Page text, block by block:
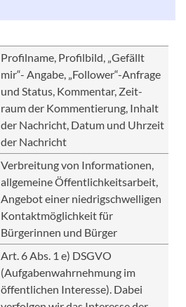
Profilname, Profilbild, „Gefällt
mir“- Angabe, „Follower“-Anfrage
und Status, Kommentar, Zeit-
raum der Kommentierung, Inhalt
der Nachricht, Datum und Uhrzeit
der Nachricht
Verbreitung von Informationen,
allgemeine Öffentlichkeitsarbeit,
Angebot einer niedrigschwelligen
Kontaktmöglichkeit für
Bürgerinnen und Bürger
Art. 6 Abs. 1 e) DSGVO
(Aufgabenwahrnehmung im
öffentlichen Interesse). Dabei